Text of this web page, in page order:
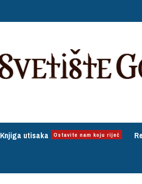
Knjiga utisaka Ostavite nam koju riječ